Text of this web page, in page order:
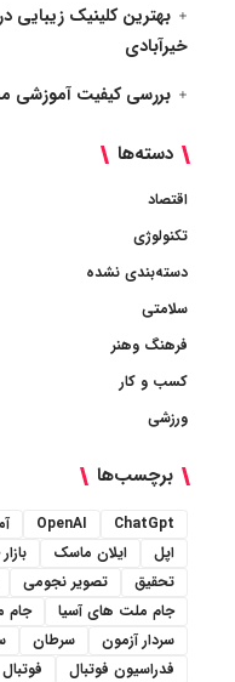
بهترین کلینیک زیبایی
خیرآبادی
بررسی کیفیت آموزشی
دسته‌ها
اقتصاد
تکنولوژی
دسته‌بندی نشده
سلامتی
فرهنگ وهنر
کسب و کار
ورزشی
برچسب‌ها
ChatGpt
OpenAI
اپل
ایلان ماسک
تحقیق
تصویر نجومی
جام ملت های آسیا
جام
سردار آزمون
سرطان
فدراسیون فوتبال
فوتبال